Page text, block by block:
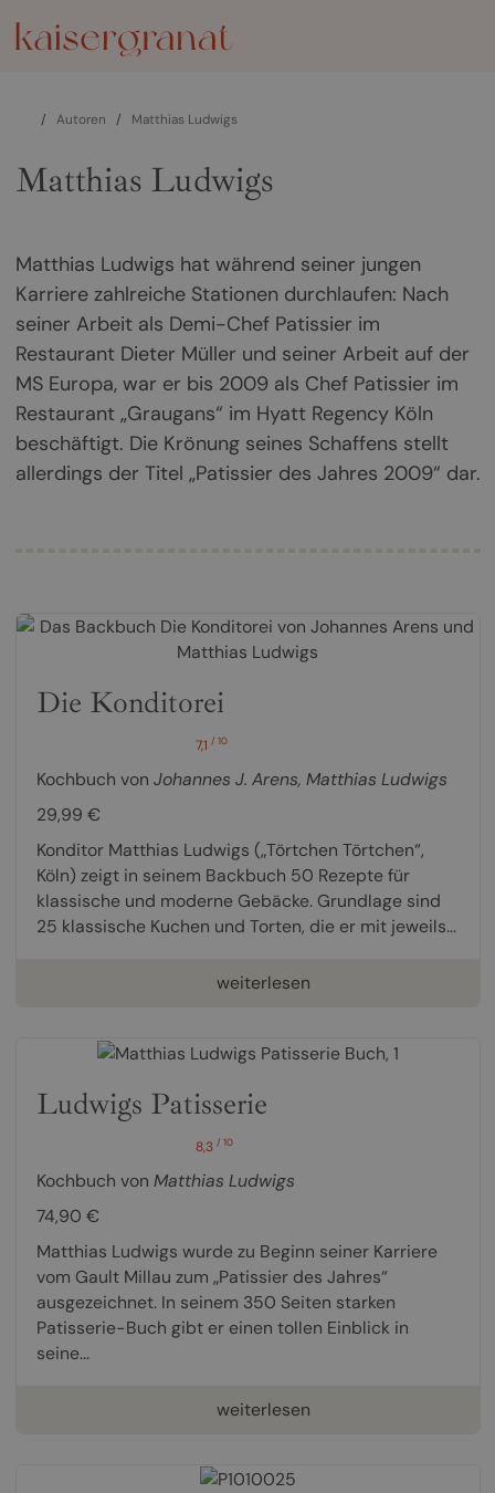
/ Autoren / Matthias Ludwigs
Matthias Ludwigs
Matthias Ludwigs hat während seiner jungen
Karriere zahlreiche Stationen durchlaufen: Nach
seiner Arbeit als Demi-Chef Patissier im
Restaurant Dieter Müller und seiner Arbeit auf der
MS Europa, war er bis 2009 als Chef Patissier im
Restaurant „Graugans“ im Hyatt Regency Köln
beschäftigt. Die Krönung seines Schaffens stellt
allerdings der Titel „Patissier des Jahres 2009“ dar.
Die Konditorei
7,1/ 10
Kochbuch von Johannes J. Arens, Matthias Ludwigs
29,99 €
Konditor Matthias Ludwigs („Törtchen Törtchen“,
Köln) zeigt in seinem Backbuch 50 Rezepte für
klassische und moderne Gebäcke. Grundlage sind
25 klassische Kuchen und Torten, die er mit jeweils...
weiterlesen
Ludwigs Patisserie
8,3/ 10
Kochbuch von Matthias Ludwigs
74,90 €
Matthias Ludwigs wurde zu Beginn seiner Karriere
vom Gault Millau zum „Patissier des Jahres“
ausgezeichnet. In seinem 350 Seiten starken
Patisserie-Buch gibt er einen tollen Einblick in
seine...
weiterlesen